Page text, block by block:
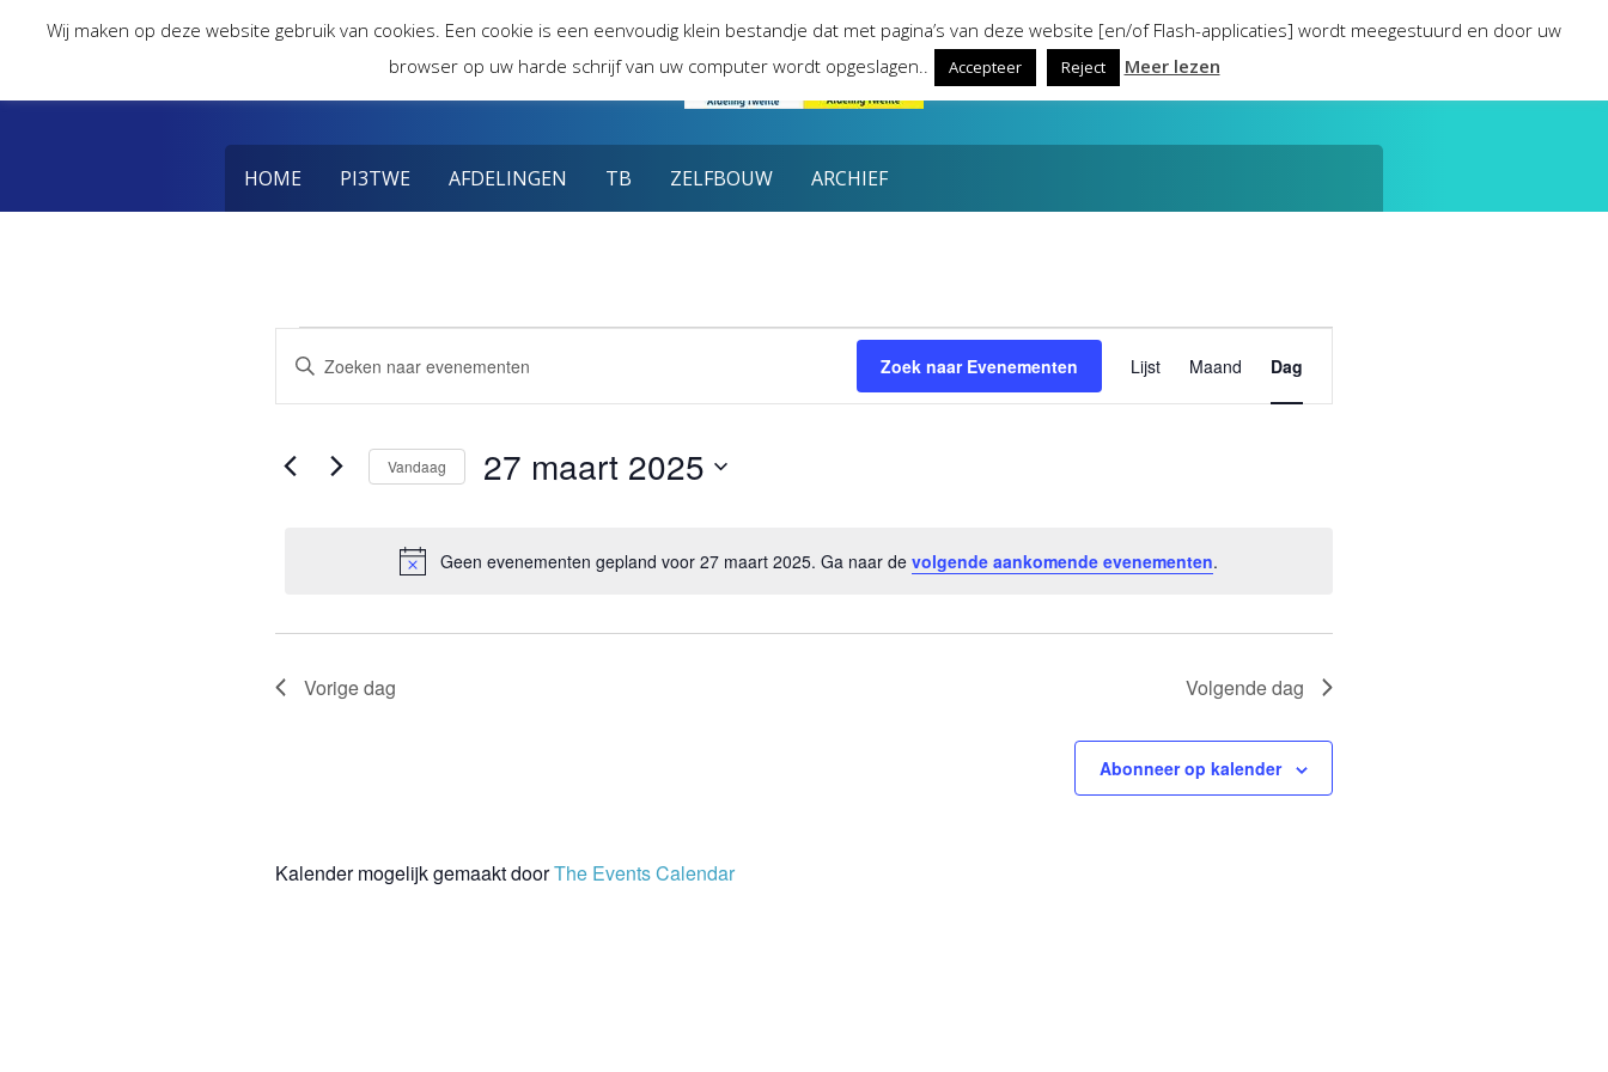
HOME PI3TWE AFDELINGEN TB ZELFBOUW ARCHIEF
Evenementen
in
27
Bericht
Geen evenementen gepland voor 27 maart 2025. Ga naar de volgende aankomende evenementen.
Evenementen
Zoeken
en
navigatie
Vul
Zoek
Zoek naar Evenementen
Evenement
weergaven
Lijst Maand Dag
Vandaag 27 maart 2025
datum.
Vorige dag Volgende dag
Abonneer op kalender
Kalender mogelijk gemaakt doorThe Events Calendar
Wij maken op deze website gebruik van cookies. Een cookie is een eenvoudig klein bestandje dat met pagina’s van deze website [en/of Flash-applicaties] wordt meegestuurd en door uw
browser op uw harde schrijf van uw computer wordt opgeslagen..
Accepteer Reject Meer lezen